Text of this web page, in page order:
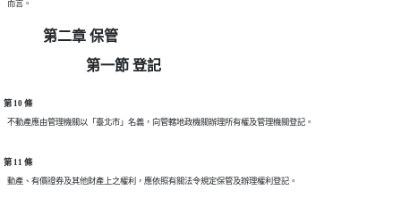
第二章 保管
第一節 登記
第 10 條
第 11 條